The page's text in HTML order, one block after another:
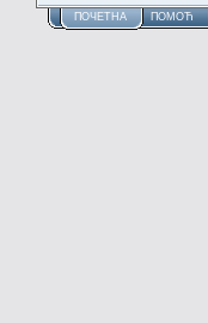
ПОЧЕТНА ПОМОЋ